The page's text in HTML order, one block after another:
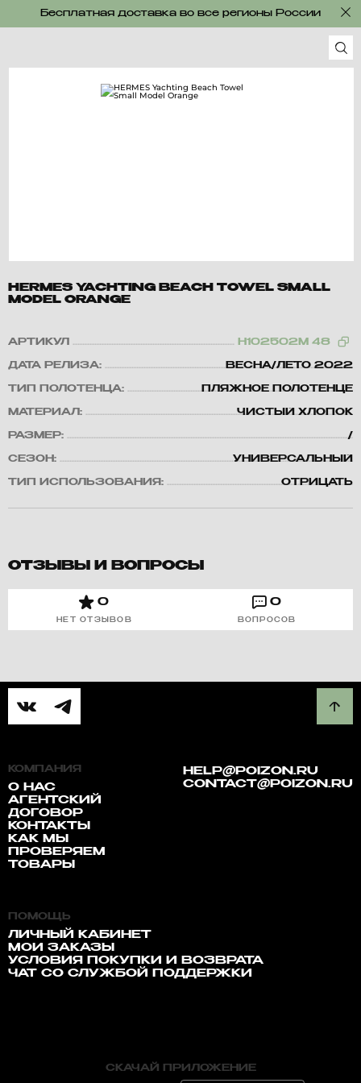
Бесплатная доставка во все регионы России
HERMES YACHTING BEACH TOWEL SMALL
MODEL ORANGE
АРТИКУЛ H102502M 48
ДАТА РЕЛИЗА: ВЕСНА/ЛЕТО 2022
ТИП ПОЛОТЕНЦА: ПЛЯЖНОЕ ПОЛОТЕНЦЕ
МАТЕРИАЛ: ЧИСТЫЙ ХЛОПОК
РАЗМЕР: /
СЕЗОН: УНИВЕРСАЛЬНЫЙ
ТИП ИСПОЛЬЗОВАНИЯ: ОТРИЦАТЬ
ОТЗЫВЫ И ВОПРОСЫ
0
НЕТ ОТЗЫВОВ
0
ВОПРОСОВ
КОМПАНИЯ
О НАС
АГЕНТСКИЙ
ДОГОВОР
КОНТАКТЫ
КАК МЫ
ПРОВЕРЯЕМ
ТОВАРЫ
HELP@POIZON.RU
CONTACT@POIZON.RU
ПОМОЩЬ
ЛИЧНЫЙ КАБИНЕТ
МОИ ЗАКАЗЫ
УСЛОВИЯ ПОКУПКИ И ВОЗВРАТА
ЧАТ СО СЛУЖБОЙ ПОДДЕРЖКИ
СКАЧАЙ ПРИЛОЖЕНИЕ